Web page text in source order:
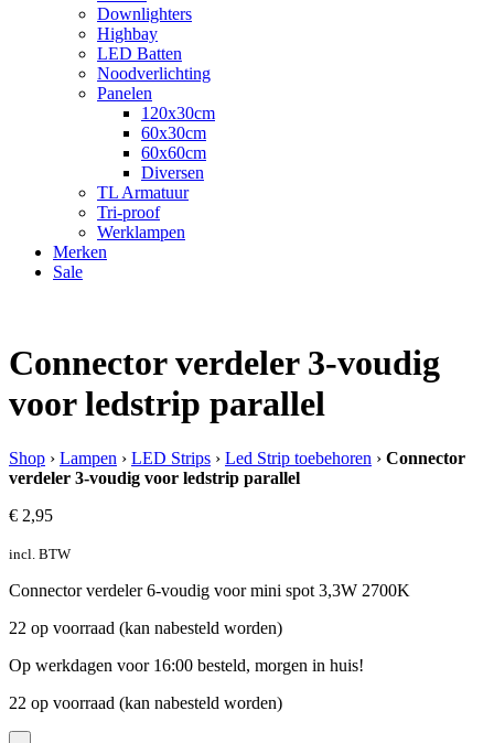
Downlighters
Highbay
LED Batten
Noodverlichting
Panelen
120x30cm
60x30cm
60x60cm
Diversen
TL Armatuur
Tri-proof
Werklampen
Merken
Sale
Connector verdeler 3-voudig
voor ledstrip parallel
Shop › Lampen › LED Strips › Led Strip toebehoren › Connector
verdeler 3-voudig voor ledstrip parallel
€ 2,95
incl. BTW
Connector verdeler 6-voudig voor mini spot 3,3W 2700K
22 op voorraad (kan nabesteld worden)
Op werkdagen voor 16:00 besteld, morgen in huis!
22 op voorraad (kan nabesteld worden)